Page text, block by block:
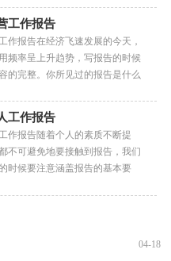
工作报告
作报告在经济飞速发展的今天，
频率呈上升趋势，写报告的时候
的完整。你所见过的报告是什么
工作报告
作报告随着个人的素质不断提
不可避免地要接触到报告，我们
时候要注意涵盖报告的基本要
04-18